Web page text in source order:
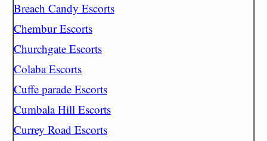
Breach Candy Escorts
Chembur Escorts
Churchgate Escorts
Colaba Escorts
Cuffe parade Escorts
Cumbala Hill Escorts
Currey Road Escorts